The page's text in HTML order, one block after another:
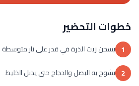
خطوات التحضير
1 يسخن زيت الذرة في قدر على نار متوسطة
2 يشوح به البصل والدجاج حتى يذبل الخليط